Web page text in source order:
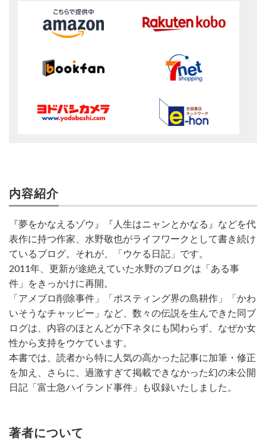
内容紹介
『夢をかなえるゾウ』『人生はニャンとかなる』などを代
表作に持つ作家、水野敬也がライフワークとして書き続け
ているブログ。それが、「ウケる日記」です。
2011年、更新が途絶えていた水野のブログは「ある事
件」をきっかけに再開。
「アメブロ削除事件」「ポスティング界の島耕作」「かわ
いそうなチャッピー」など、数々の伝説を生んできた同ブ
ログは、内容のほとんどが下ネタにも関わらず、なぜか女
性から支持をウケています。
本書では、読者から特に人気の高かった記事に加筆・修正
を加え、さらに、過激すぎて掲載できなかった幻の未公開
日記「富士急ハイランド事件」も収録いたしました。
著者について